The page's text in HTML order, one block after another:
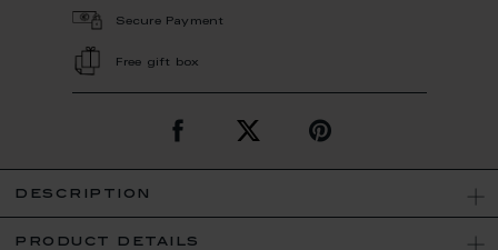
Secure Payment
Free gift box
description
product details